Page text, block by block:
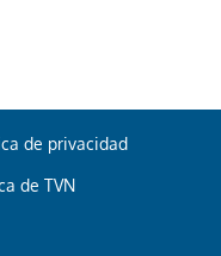
boletín.
ACEPTAR
de privacidad
de TVN